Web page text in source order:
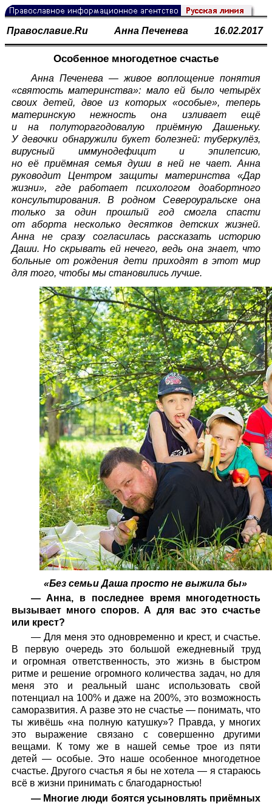
Православие.Ru Анна Печенева 16.02.2017
Особенное многодетное счастье
Анна Печенева — живое воплощение понятия
«святость материнства»: мало ей было четырёх
своих детей, двое из которых «особые», теперь
материнскую нежность она изливает ещё
и на полуторагодовалую приёмную Дашеньку.
У девочки обнаружили букет болезней: туберкулёз,
вирусный иммунодефицит и эпилепсию,
но её приёмная семья души в ней не чает. Анна
руководит Центром защиты материнства «Дар
жизни», где работает психологом доабортного
консультирования. В родном Североуральске она
только за один прошлый год смогла спасти
от аборта несколько десятков детских жизней.
Анна не сразу согласилась рассказать историю
Даши. Но скрывать ей нечего, ведь она знает, что
больные от рождения дети приходят в этот мир
для того, чтобы мы становились лучше.
«Без семьи Даша просто не выжила бы»
— Анна, в последнее время многодетность
вызывает много споров. А для вас это счастье
или крест?
— Для меня это одновременно и крест, и счастье.
В первую очередь это большой ежедневный труд
и огромная ответственность, это жизнь в быстром
ритме и решение огромного количества задач, но для
меня это и реальный шанс использовать свой
потенциал на 100% и даже на 200%, это возможность
саморазвития. А разве это не счастье — понимать, что
ты живёшь «на полную катушку»? Правда, у многих
это выражение связано с совершенно другими
вещами. К тому же в нашей семье трое из пяти
детей — особые. Это наше особенное многодетное
счастье. Другого счастья я бы не хотела — я стараюсь
всё в жизни принимать с благодарностью!
— Многие люди боятся усыновлять приёмных